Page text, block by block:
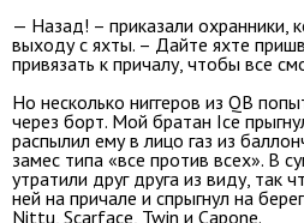
— Назад! – приказали охранники,
выходу с яхты. – Дайте яхте
привязать к причалу, чтобы все
Но несколько ниггеров из QB
через борт. Мой братан Ice
распылил ему в лицо газ из
замес типа «все против всех». В
утратили друг друга из виду, так
ней на причале и спрыгнул на
Nittu, Scarface, Twin и Capone.